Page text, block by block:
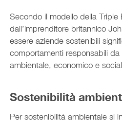
Secondo il modello della
dall’imprenditore britannico
essere aziende sostenibili
comportamenti responsabili
ambientale, economico e
Sostenibilità
Per sostenibilità ambientale si